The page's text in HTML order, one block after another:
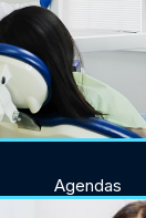
Agendas